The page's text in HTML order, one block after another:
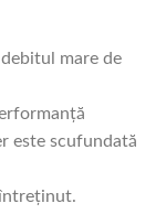
mare de
este scufundată